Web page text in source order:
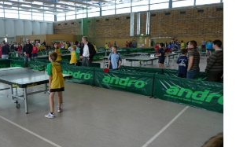
a
t
i
o
n